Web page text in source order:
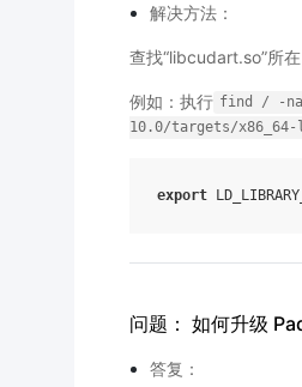
解决方法：
查找“libcudart.so”所
例如：执行 find /
-
10.0/targets/
export
问题： 如何升级
答复：